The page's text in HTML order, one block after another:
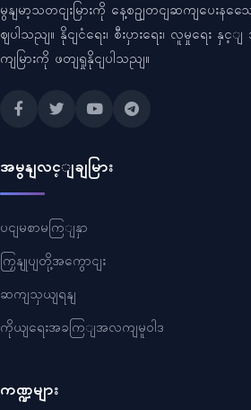
မွနျမာ့သတငျးမြားကို နေ့စဥျတငျဆကျပေးန
ဈပါသညျ။ နိုငျငံရေး၊ စီးပှားရေး၊ လူမှုရေး
ကျမြားကို ဖတျရှုနိုငျပါသညျ။
အမွနျလင့ျချမြား
ပငျမစာမကြျနှာ
ကြှနျုပျတို့အကွောငျး
ဆကျသှယျရနျ
ကိုယျရေးအခကြျအလကျမူဝါဒ
ကဏ္ဍများ